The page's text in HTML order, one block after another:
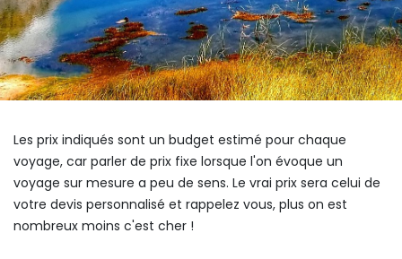
Les prix indiqués sont un budget estimé pour chaque
voyage, car parler de prix fixe lorsque l'on évoque un
voyage sur mesure a peu de sens. Le vrai prix sera celui de
votre devis personnalisé et rappelez vous, plus on est
nombreux moins c'est cher !